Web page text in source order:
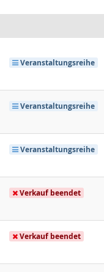
Veranstaltungsreihe
Veranstaltungsreihe
Veranstaltungsreihe
Verkauf beendet
Verkauf beendet